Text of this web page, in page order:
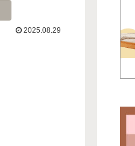
2025.08.29